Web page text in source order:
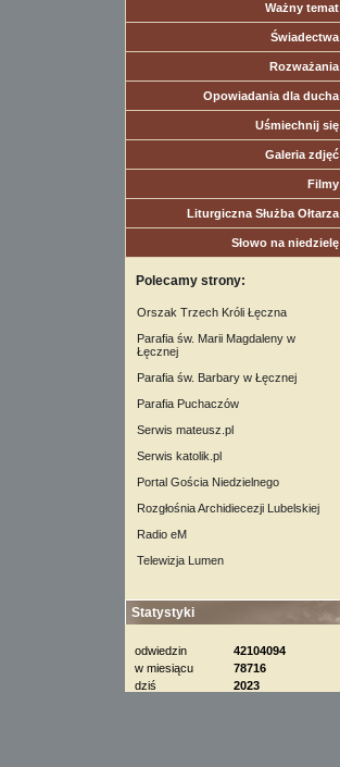
Ważny temat
Świadectwa
Rozważania
Opowiadania dla ducha
Uśmiechnij się
Galeria zdjęć
Filmy
Liturgiczna Służba Ołtarza
Słowo na niedzielę
Polecamy strony:
Orszak Trzech Króli Łęczna
Parafia św. Marii Magdaleny w
Łęcznej
Parafia św. Barbary w Łęcznej
Parafia Puchaczów
Serwis mateusz.pl
Serwis katolik.pl
Portal Gościa Niedzielnego
Rozgłośnia Archidiecezji Lubelskiej
Radio eM
Telewizja Lumen
Statystyki
odwiedzin
42104094
w miesiącu
78716
dziś
2023